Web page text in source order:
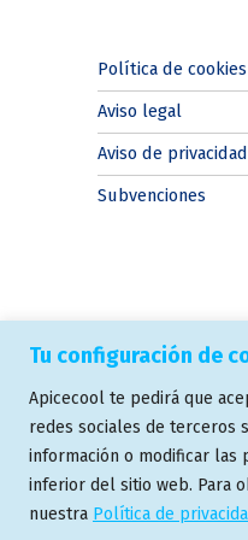
Tu configuración de
Apicecool te pedirá que
redes sociales de terceros
información o modificar las
inferior del sitio web. Para
nuestra Política de
Política de cookies
Aviso legal
Aviso de privacidad
Subvenciones
© 2024 Apicecool